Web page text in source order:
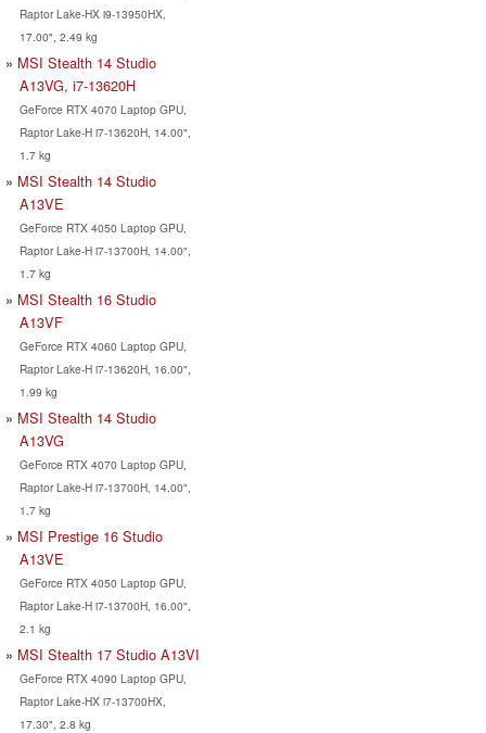
Raptor Lake-HX i9-13950HX,
17.00", 2.49 kg
MSI Stealth 14 Studio
A13VG, i7-13620H
GeForce RTX 4070 Laptop GPU,
Raptor Lake-H i7-13620H, 14.00",
1.7 kg
MSI Stealth 14 Studio
A13VE
GeForce RTX 4050 Laptop GPU,
Raptor Lake-H i7-13700H, 14.00",
1.7 kg
MSI Stealth 16 Studio
A13VF
GeForce RTX 4060 Laptop GPU,
Raptor Lake-H i7-13620H, 16.00",
1.99 kg
MSI Stealth 14 Studio
A13VG
GeForce RTX 4070 Laptop GPU,
Raptor Lake-H i7-13700H, 14.00",
1.7 kg
MSI Prestige 16 Studio
A13VE
GeForce RTX 4050 Laptop GPU,
Raptor Lake-H i7-13700H, 16.00",
2.1 kg
MSI Stealth 17 Studio A13VI
GeForce RTX 4090 Laptop GPU,
Raptor Lake-HX i7-13700HX,
17.30", 2.8 kg